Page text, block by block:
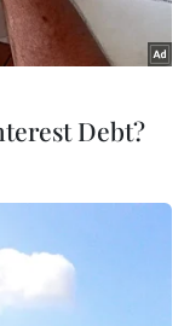
mình và
châu Âu.
Debt?